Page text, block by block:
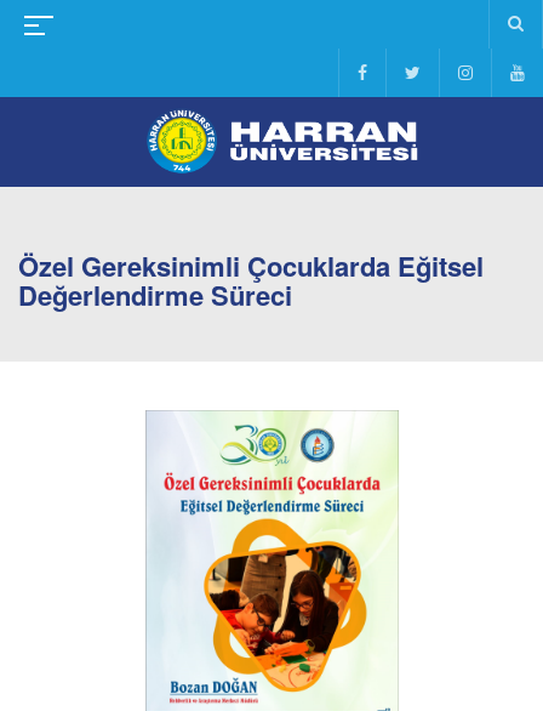
Özel Gereksinimli Çocuklarda Eğitsel
Değerlendirme Süreci